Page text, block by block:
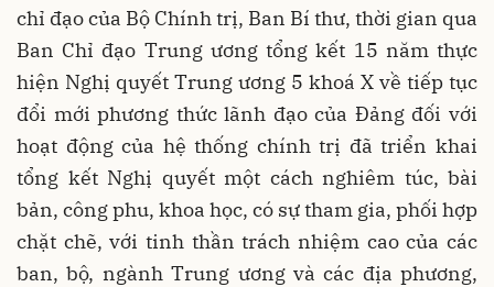
chỉ đạo của Bộ Chính trị, Ban Bí thư, thời gian qua
Ban Chỉ đạo Trung ương tổng kết 15 năm thực
hiện Nghị quyết Trung ương 5 khoá X về tiếp tục
đổi mới phương thức lãnh đạo của Đảng đối với
hoạt động của hệ thống chính trị đã triển khai
tổng kết Nghị quyết một cách nghiêm túc, bài
bản, công phu, khoa học, có sự tham gia, phối hợp
chặt chẽ, với tinh thần trách nhiệm cao của các
ban, bộ, ngành Trung ương và các địa phương,